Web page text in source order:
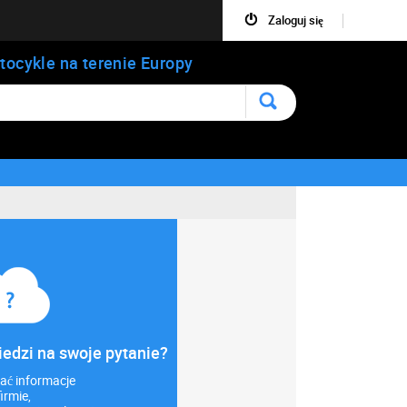
na terenie Europy
na swoje pytanie?
informacje
Zaloguj się